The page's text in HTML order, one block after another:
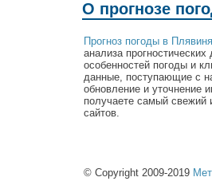
О прогнозе
Прогноз погоды в
анализа
особенностей погоды и
данные, поступающие с
обновление и уточнение
получаете самый свежий
сайтов.
© Copyright 2009-2019